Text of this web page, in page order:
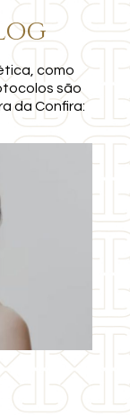
como
são
da Confira: